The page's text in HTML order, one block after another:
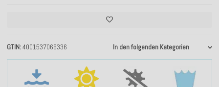
GTIN 4001537066336 In den folgenden Kategorien